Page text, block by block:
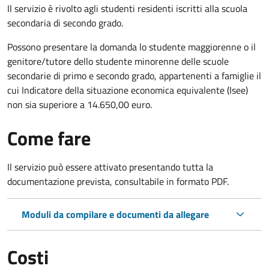
Il servizio è rivolto agli studenti residenti iscritti alla scuola
secondaria di secondo grado.
Possono presentare la domanda lo studente maggiorenne o il
genitore/tutore dello studente minorenne delle scuole
secondarie di primo e secondo grado, appartenenti a famiglie il
cui Indicatore della situazione economica equivalente (Isee)
non sia superiore a 14.650,00 euro.
Come fare
Il servizio può essere attivato presentando tutta la
documentazione prevista, consultabile in formato PDF.
Moduli da compilare e documenti da allegare
Costi